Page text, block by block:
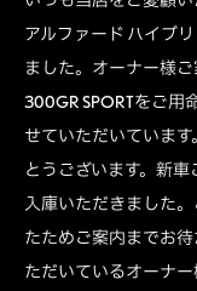
アルファード ハイブ
ました。オーナー様
300GR SPORTをご用
せていただいていま
とうございます。新
入庫いただきました
たためご案内までお
ただいているオーナ